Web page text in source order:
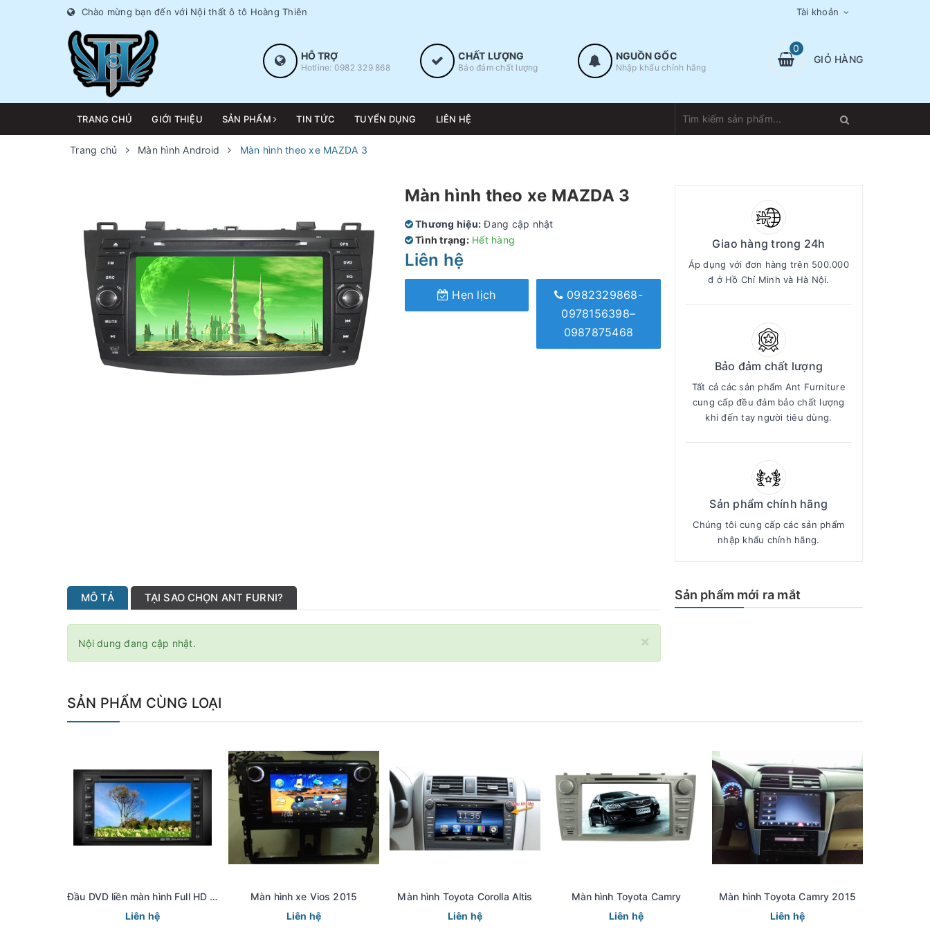
Chào mừng bạn đến với Nội thất ô tô Hoàng Thiên Tài khoản
HỖ TRỢ
Hotline: 0982 329 868
CHẤT LƯỢNG
Bảo đảm chất lượng
NGUỒN GỐC
Nhập khẩu chính hãng
0
GIỎ HÀNG
TRANG CHỦ GIỚI THIỆU SẢN PHẨM TIN TỨC TUYỂN DỤNG LIÊN HỆ
Trang chủ Màn hình Android Màn hình theo xe MAZDA 3
Màn hình theo xe MAZDA 3
Thương hiệu: Đang cập nhật
Tình trạng: Hết hàng
Liên hệ
Hẹn lịch
0982329868-
0978156398–
0987875468
Giao hàng trong 24h
Áp dụng với đơn hàng trên 500.000
đ ở Hồ Chí Minh và Hà Nội.
Bảo đảm chất lượng
Tất cả các sản phẩm Ant Furniture
cung cấp đều đảm bảo chất lượng
khi đến tay người tiêu dùng.
Sản phẩm chính hãng
Chúng tôi cung cấp các sản phẩm
nhập khẩu chính hãng.
MÔ TẢ TẠI SAO CHỌN ANT FURNI?
×
Nội dung đang cập nhật.
Sản phẩm mới ra mắt
SẢN PHẨM CÙNG LOẠI
Đầu DVD liền màn hình Full HD dùng chung
Liên hệ
Màn hình xe Vios 2015
Liên hệ
Màn hình Toyota Corolla Altis
Liên hệ
Màn hình Toyota Camry
Liên hệ
Màn hình Toyota Camry 2015
Liên hệ